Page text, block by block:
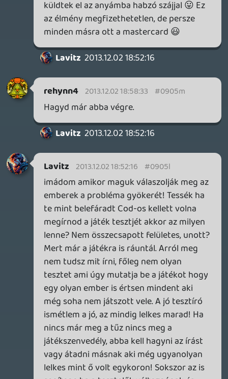
Miért, nem lehet egy tesztet megírni
bármilyen személyes vélemény nélkül?
Pont azt tartom az elemző cikkek
lényegének, hogy nem az adott
íróról/narrátorról meg arról szólnak, hogy
Neki mi tetszett, hanem arról, hogy milyen
a játék.
A játékokat nem az alapján lehet csak
értékelni, hogy épp milyen kedve van a
tesztelőnek vagy hány fps, milyen grafika
meg hang van bennük, ezeket
mostanában nem is szokták elrontani.
Anno épp azért untam meg az 576 Konzol
magazint, mert a cikkírók saját személyes
kellett volna. Nem vagyunk egyformák, a
Beyond Two Souls demójában láttam,
hogy a legtöbb jelenetben mindegy mit
csinálsz, nincs hatása. Ennek köze nincs a
játék fogalmához, persze lehet szeretni, de
ne nevezzük játéknak.
A pontozás meg aztán tényleg sok irányba
mehet, a lényeg, hogy a leírt teszt szövege
támassza alá a pontszámot. Mutassa be,
hogy miért ad rá X pontot a tesztelő. Ha
ezt következetesen megteszi és világosak
az érvei, akkor igazából el is ronthatja a
tesztet. Így is megmaradhat a sokrétűség.
Ui.: Lavitz, neked döntened kell, hogy
mezei bólogató júzer akarsz-e lenni.;)
Amúgy csak lazán. Nem kell ettől a
témától a falra mászni..:)
PsyZed 2013.12.02 16:49:49
drag 2013.12.02 18:29:50 #0905i